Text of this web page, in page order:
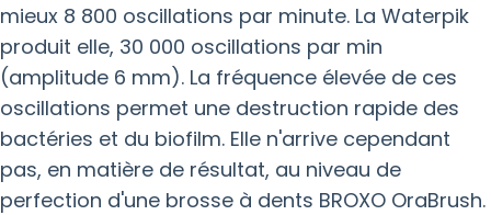
mieux 8 800 oscillations par minute. La Waterpik
produit elle, 30 000 oscillations par min
(amplitude 6 mm). La fréquence élevée de ces
oscillations permet une destruction rapide des
bactéries et du biofilm. Elle n'arrive cependant
pas, en matière de résultat, au niveau de
perfection d'une brosse à dents BROXO OraBrush.